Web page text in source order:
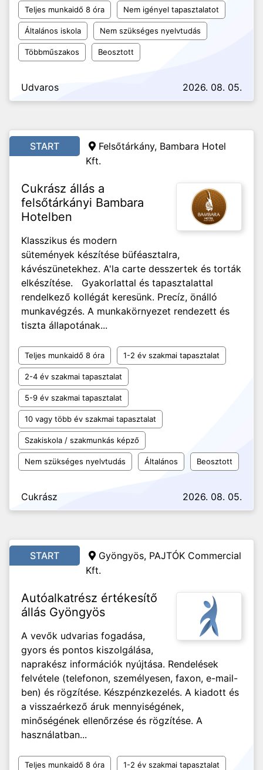
Teljes munkaidő 8 óra Nem igényel tapasztalatot
Általános iskola Nem szükséges nyelvtudás
Többműszakos Beosztott
Udvaros 2026. 08. 05.
START
Felsőtárkány, Bambara Hotel
Kft.
Cukrász állás a
felsőtárkányi Bambara
Hotelben
Klasszikus és modern
sütemények készítése büféasztalra,
kávészünetekhez. A'la carte desszertek és torták
elkészítése. Gyakorlattal és tapasztalattal
rendelkező kollégát keresünk. Precíz, önálló
munkavégzés. A munkakörnyezet rendezett és
tiszta állapotának...
Teljes munkaidő 8 óra 1-2 év szakmai tapasztalat
2-4 év szakmai tapasztalat
5-9 év szakmai tapasztalat
10 vagy több év szakmai tapasztalat
Szakiskola / szakmunkás képző
Nem szükséges nyelvtudás Általános Beosztott
Cukrász 2026. 08. 05.
START
Gyöngyös, PAJTÓK Commercial
Kft.
Autóalkatrész értékesítő
állás Gyöngyös
A vevők udvarias fogadása,
gyors és pontos kiszolgálása,
naprakész információk nyújtása. Rendelések
felvétele (telefonon, személyesen, faxon, e-mail-
ben) és rögzítése. Készpénzkezelés. A kiadott és
a visszaérkező áruk mennyiségének,
minőségének ellenőrzése és rögzítése. A
használatban...
Teljes munkaidő 8 óra 1-2 év szakmai tapasztalat